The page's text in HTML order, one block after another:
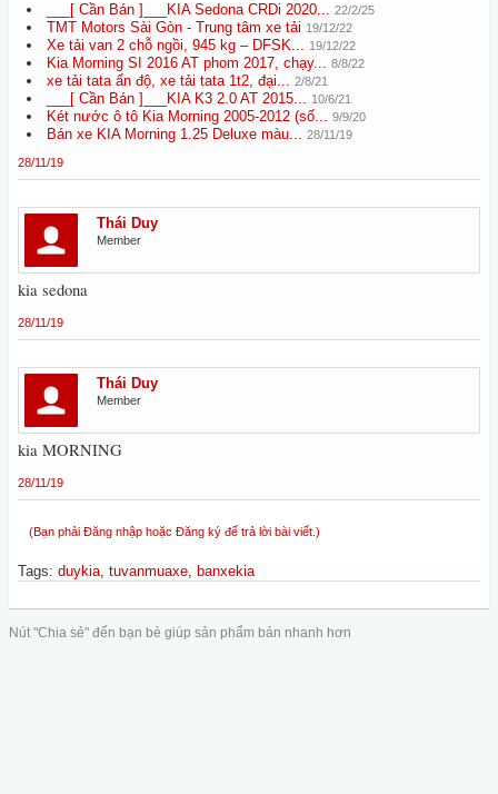
___[ Cần Bán ]___KIA Sedona CRDi 2020... 22/2/25
TMT Motors Sài Gòn - Trung tâm xe tải 19/12/22
Xe tải van 2 chỗ ngồi, 945 kg – DFSK... 19/12/22
Kia Morning SI 2016 AT phom 2017, chạy... 8/8/22
xe tải tata ấn độ, xe tải tata 1t2, đại... 2/8/21
___[ Cần Bán ]___KIA K3 2.0 AT 2015... 10/6/21
Két nước ô tô Kia Morning 2005-2012 (số... 9/9/20
Bán xe KIA Morning 1.25 Deluxe màu... 28/11/19
28/11/19
Thái Duy
Member
kia sedona
28/11/19
Thái Duy
Member
kia MORNING
28/11/19
(Bạn phải Đăng nhập hoặc Đăng ký để trả lời bài viết.)
Tags: duykia, tuvanmuaxe, banxekia
Nút "Chia sẻ" đến bạn bè giúp sản phẩm bán nhanh hơn